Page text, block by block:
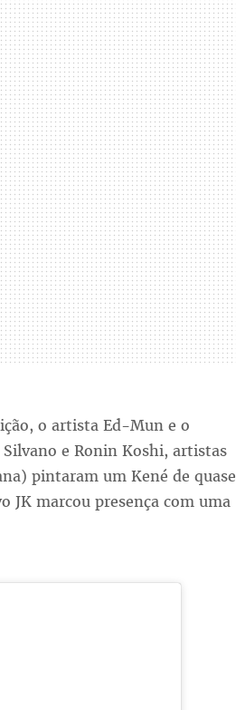
o artista Ed-Mun e o
e Ronin Koshi, artistas
pintaram um Kené de quase
JK marcou presença com uma